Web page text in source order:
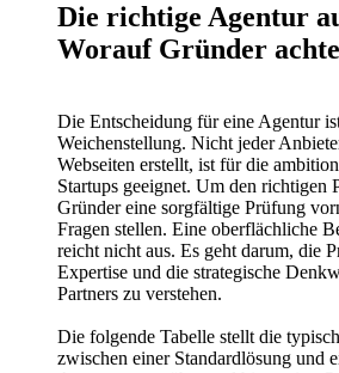
Die richtige Agentur
Worauf Gründer
Die Entscheidung für eine Agentur
Weichenstellung. Nicht jeder
Webseiten erstellt, ist für die
Startups geeignet. Um den richtigen
Gründer eine sorgfältige Prüfung
Fragen stellen. Eine oberflächliche
reicht nicht aus. Es geht darum, die
Expertise und die strategische
Partners zu verstehen.
Die folgende Tabelle stellt die
zwischen einer Standardlösung und